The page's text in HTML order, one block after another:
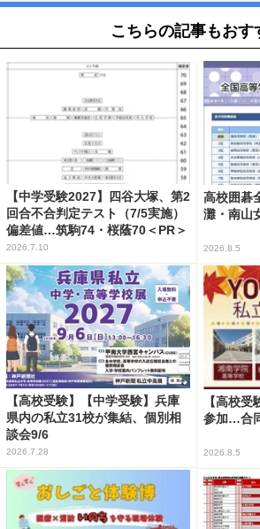
こちらの記事もおす
【中学受験2027】四谷大塚、第2
回合不合判定テスト（7/5実施）
偏差値…筑駒74・桜蔭70＜PR＞
2026.7.10
高校囲碁
灘・南山
2026.8.5
【高校受験】【中学受験】兵庫
県内の私立31校が集結、個別相
談会9/6
2026.7.28
【高校
参加…合
2026.8.5